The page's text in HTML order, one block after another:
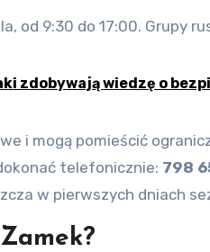
od 9:30 do 17:00. Grupy
zdobywają wiedzę o
i mogą pomieścić
telefonicznie: 798
w pierwszych dniach